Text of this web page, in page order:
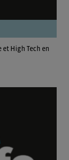
High Tech en